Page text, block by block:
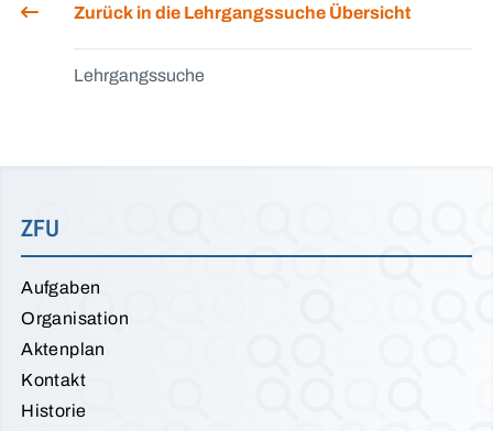
Zurück in die Lehrgangssuche Übersicht
Lehrgangssuche
ZFU
Aufgaben
Organisation
Aktenplan
Kontakt
Historie